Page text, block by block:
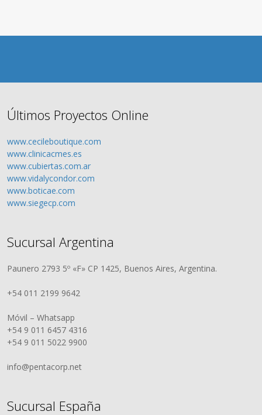
Últimos Proyectos Online
www.cecileboutique.com
www.clinicacmes.es
www.cubiertas.com.ar
www.vidalycondor.com
www.boticae.com
www.siegecp.com
Sucursal Argentina
Paunero 2793 5º «F» CP 1425, Buenos Aires, Argentina.
+54 011 2199 9642
Móvil – Whatsapp
+54 9 011 6457 4316
+54 9 011 5022 9900
info@pentacorp.net
Sucursal España